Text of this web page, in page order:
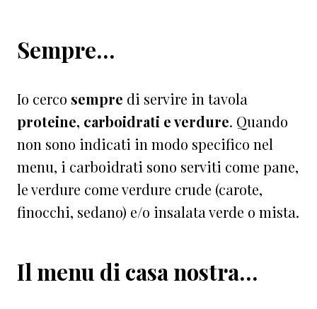
Sempre…
Io cerco sempre di servire in tavola
proteine, carboidrati e verdure. Quando
non sono indicati in modo specifico nel
menu, i carboidrati sono serviti come pane,
le verdure come verdure crude (carote,
finocchi, sedano) e/o insalata verde o mista.
Il menu di casa nostra…